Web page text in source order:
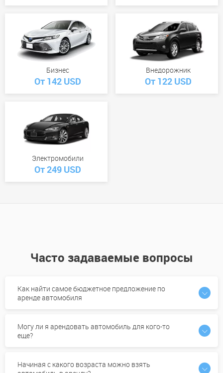
Бизнес
От 142 USD
Внедорожник
От 122 USD
Электромобили
От 249 USD
Часто задаваемые вопросы
Как найти самое бюджетное предложение по
аренде автомобиля
Могу ли я арендовать автомобиль для кого-то
еще?
Начиная с какого возраста можно взять